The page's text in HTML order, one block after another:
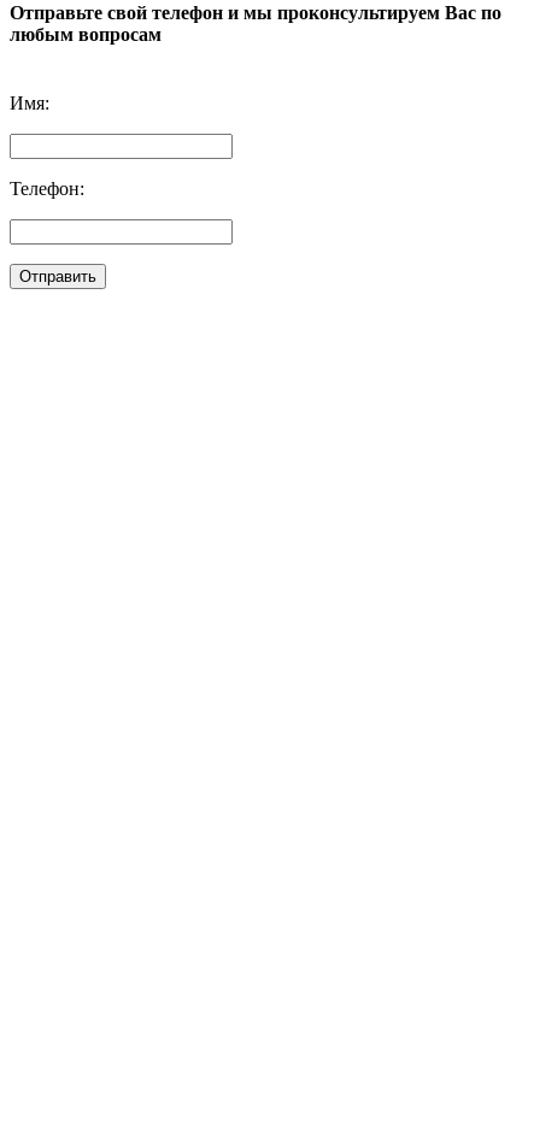
Отправьте свой телефон и мы проконсультируем Вас по
любым вопросам
Имя:
Телефон:
Отправить